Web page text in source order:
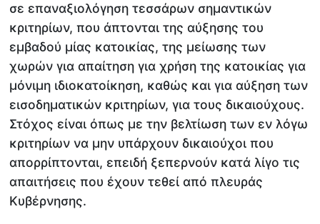
σε επαναξιολόγηση τεσσάρων σημαντικών
κριτηρίων, που άπτονται της αύξησης του
εμβαδού μίας κατοικίας, της μείωσης των
χωρών για απαίτηση για χρήση της κατοικίας για
μόνιμη ιδιοκατοίκηση, καθώς και για αύξηση των
εισοδηματικών κριτηρίων, για τους δικαιούχους.
Στόχος είναι όπως με την βελτίωση των εν λόγω
κριτηρίων να μην υπάρχουν δικαιούχοι που
απορρίπτονται, επειδή ξεπερνούν κατά λίγο τις
απαιτήσεις που έχουν τεθεί από πλευράς
Κυβέρνησης.